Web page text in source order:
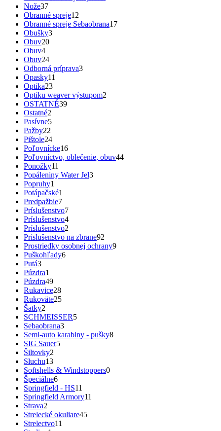
Nože37
Obranné spreje12
Obranné spreje Sebaobrana17
Obušky3
Obuv20
Obuv4
Obuv24
Odborná príprava3
Opasky11
Optika23
Optiku weaver výstupom2
OSTATNÉ39
Ostatné2
Pasívne5
Pažby22
Pištole24
Poľovnícke16
Poľovníctvo, oblečenie, obuv44
Ponožky11
Popáleniny Water Jel3
Popruhy1
Potápačské1
Predpažbie7
Príslušenstvo7
Príslušenstvo4
Príslušenstvo2
Príslušenstvo na zbrane92
Prostriedky osobnej ochrany9
Puškohľady6
Putá3
Púzdra1
Púzdra49
Rukavice28
Rukoväte25
Šatky2
SCHMEISSER5
Sebaobrana3
Semi-auto karabiny - pušky8
SIG Sauer5
Šiltovky2
Sluchu13
Softshells & Windstoppers0
Špeciálne6
Springfield - HS11
Springfield Armory11
Strava2
Strelecké okuliare45
Strelectvo11